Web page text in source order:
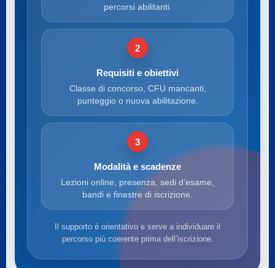
percorsi abilitanti.
2
Requisiti e obiettivi
Classe di concorso, CFU mancanti,
punteggio o nuova abilitazione.
3
Modalità e scadenze
Lezioni online, presenza, sedi d’esame,
bandi e finestre di iscrizione.
Il supporto è orientativo e serve a individuare il
percorso più coerente prima dell’iscrizione.